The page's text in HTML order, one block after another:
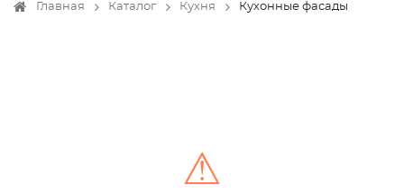
Главная Каталог Кухня Кухонные фасады
⚠